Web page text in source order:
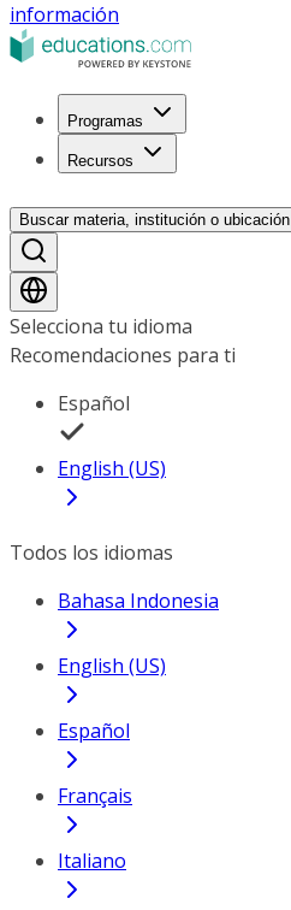
información
Programas
Recursos
Buscar materia, institución o ubicación
Selecciona tu idioma
Recomendaciones para ti
Español
English (US)
Todos los idiomas
Bahasa Indonesia
English (US)
Español
Français
Italiano